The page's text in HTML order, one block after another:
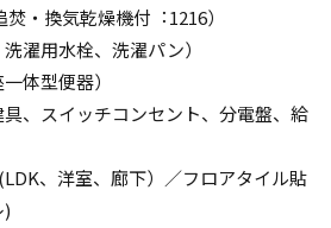
・換気乾燥機付︓1216）
濯用⽔栓、洗濯パン）
体型便器）
、スイッチコンセント、分電盤、給
、洋室、廊下）／フロアタイル貼